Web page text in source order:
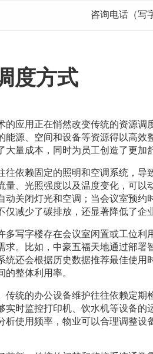
咨询电话（写
度方式
的应用正在悄然改变传统的资源调
能源、空间和设备等资源得以高效
量成本，同时为员工创造了更加
往依赖固定的照明和空调系统，导
、光照强度以及温度变化，可以
动关闭灯光和空调；当会议室预约
仅减少了碳排放，还显著降低了企
多写字楼存在会议室闲置或工位利
求。比如，中豪五福天地通过部署
统还会根据历史数据推荐最佳使用
整体利用率。
传统的办公设备维护往往依赖定期
实时监控打印机、饮水机等设备的
析使用频率，物业可以合理调整设